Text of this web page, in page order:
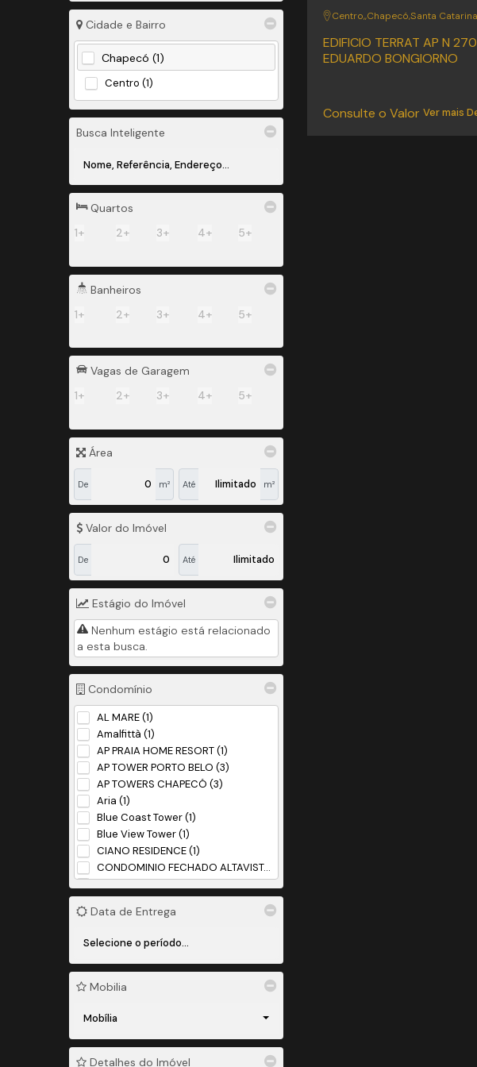
Cidade e Bairro
Chapecó (1)
Centro (1)
Busca Inteligente
Quartos
1+
2+ 3+ 4+ 5+
Banheiros
1+
2+ 3+ 4+ 5+
Vagas de Garagem
1+
2+ 3+ 4+ 5+
Área
De m² Até m²
Valor do Imóvel
De Até
Estágio do Imóvel
Nenhum estágio está relacionado
a esta busca.
Condomínio
AL MARE (1)
Amalfittà (1)
AP PRAIA HOME RESORT (1)
AP TOWER PORTO BELO (3)
AP TOWERS CHAPECÓ (3)
Aria (1)
Blue Coast Tower (1)
Blue View Tower (1)
CIANO RESIDENCE (1)
CONDOMINIO FECHADO ALTAVISTA (1)
CONDOMINIO FECHADO GRANCITTÁ (1)
Habitah (1)
HOME PARK CHAPECÓ (2)
LAGOM (1)
Loteamento Gardens (1)
Loteamento Industrial De Marco (1)
MARIS RESIDENCIAL CLUBE (1)
Nautilus Bech Home (1)
Data de Entrega
Mobilia
Mobília
Detalhes do Imóvel
EDIFICIO TERRAT AP N
EDUARDO BONGIORNO
Consulte o Valor
Centro,Chapecó,Santa Catarina
Ver mais